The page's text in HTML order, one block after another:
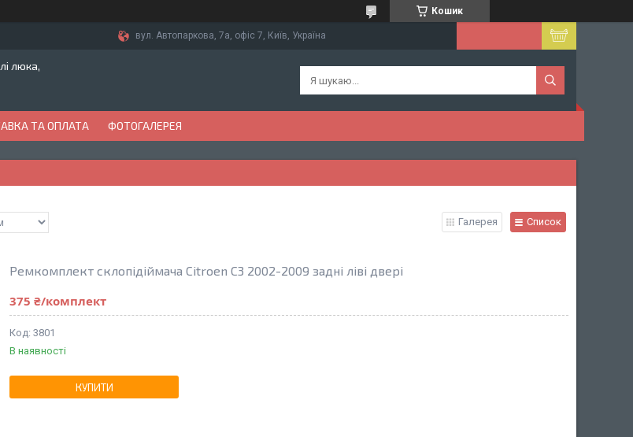
Кошик
вул. Автопаркова, 7а, офіс 7, Київ, Україна
люка,
ТА ОПЛАТА ФОТОГАЛЕРЕЯ
Галерея Список
Ремкомплект склопідіймача Citroen C3 2002-2009 задні ліві двері
375 ₴/комплект
3801
В наявності
КУПИТИ